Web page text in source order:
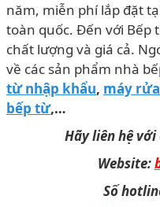
năm, miễn phí lắp đặt
toàn quốc. Đến với Bếp
chất lượng và giá cả.
về các sản phẩm nhà
từ nhập khẩu, máy
bếp từ,…
Hãy liên hệ
Website:
Số